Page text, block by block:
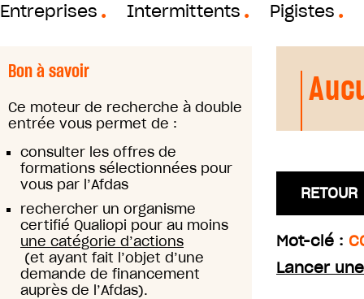
Entreprises Intermittents Pigistes
Bon à savoir
Ce moteur de recherche à double
entrée vous permet de :
consulter les offres de
formations sélectionnées pour
vous par l’Afdas
rechercher un organisme
certifié Qualiopi pour au moins
une catégorie d’actions
(et ayant fait l’objet d’une
demande de financement
auprès de l’Afdas).
RETOUR
Mot-clé :
Lancer